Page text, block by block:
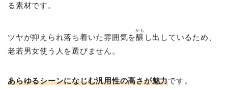
る素材です。
ツヤが抑えられ落ち着いた雰囲気を醸
かも
し出しているため、
老若男女使う人を選びません。
あらゆるシーンになじむ汎用性の高さが魅力です。